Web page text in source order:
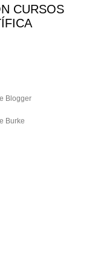
CURSOS
Blogger
Burke